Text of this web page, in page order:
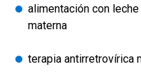
alimentación con
materna
terapia antirretrovírica